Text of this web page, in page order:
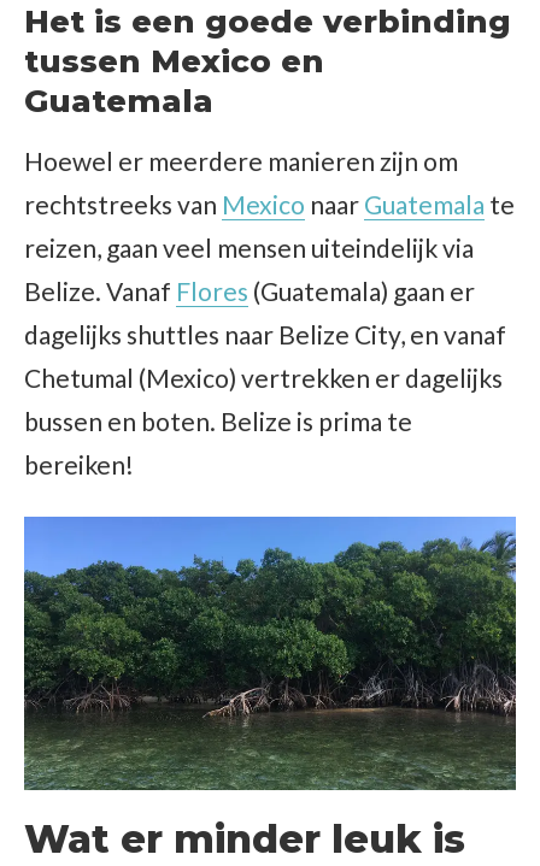
Het is een goede verbinding
tussen Mexico en
Guatemala
Hoewel er meerdere manieren zijn om
rechtstreeks van Mexico naar Guatemala te
reizen, gaan veel mensen uiteindelijk via
Belize. Vanaf Flores (Guatemala) gaan er
dagelijks shuttles naar Belize City, en vanaf
Chetumal (Mexico) vertrekken er dagelijks
bussen en boten. Belize is prima te
bereiken!
Wat er minder leuk is